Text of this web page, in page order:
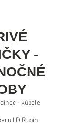
-
- kúpele
LD Rubín